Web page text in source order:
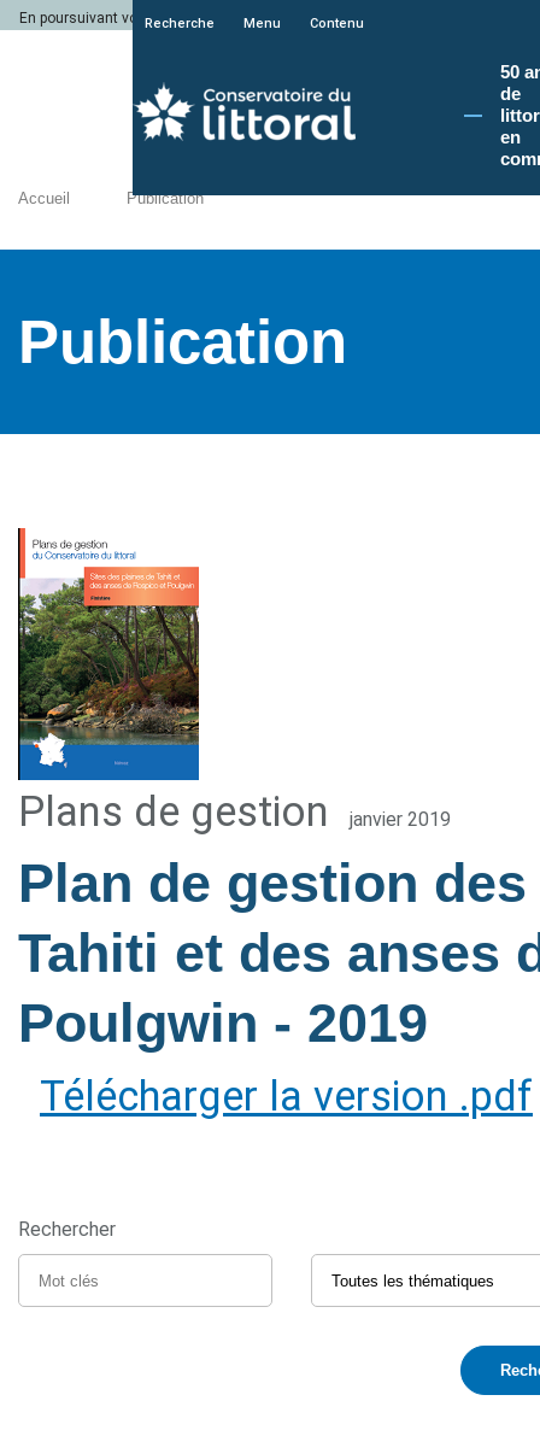
En poursuivant votre navigation sur le site du Conservatoire du littoral, vous
Recherche Menu Contenu
50
de
en
Accueil Publication
Publication
Plans de gestion janvier 2019
Plan de gestion
Tahiti et des anses
Poulgwin - 2019
Télécharger la version .pdf
Rechercher